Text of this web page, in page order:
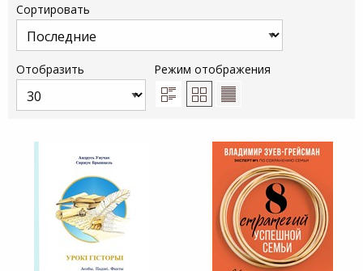
Сортировать
Отобразить Режим отображения